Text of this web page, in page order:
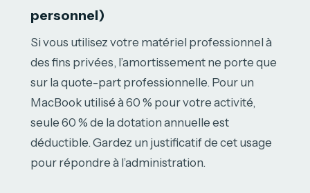
personnel)
Si vous utilisez votre matériel professionnel à
des fins privées, l’amortissement ne porte que
sur la quote-part professionnelle. Pour un
MacBook utilisé à 60 % pour votre activité,
seule 60 % de la dotation annuelle est
déductible. Gardez un justificatif de cet usage
pour répondre à l’administration.